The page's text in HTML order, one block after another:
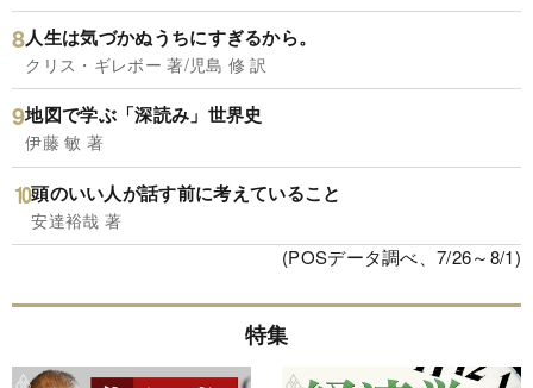
人生は気づかぬうちにすぎるから。
クリス・ギレボー 著/児島 修 訳
地図で学ぶ「深読み」世界史
伊藤 敏 著
頭のいい人が話す前に考えていること
安達裕哉 著
(POSデータ調べ、7/26～8/1)
特集